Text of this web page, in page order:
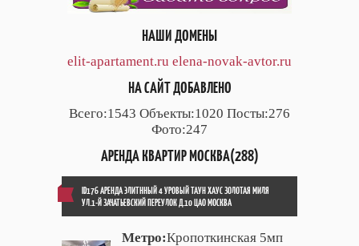
НАШИ ДОМЕНЫ
elit-apartament.ru elena-novak-avtor.ru
НА САЙТ ДОБАВЛЕНО
Всего:1543 Объекты:1020 Посты:276
Фото:247
АРЕНДА КВАРТИР МОСКВА(288)
ID176 АРЕНДА ЭЛИТННЫЙ 4 УРОВЫЙ ТАУН ХАУС ЗОЛОТАЯ МИЛЯ
УЛ.1-Й ЗАЧАТЬЕВСКИЙ ПЕРЕУЛОК Д.10 ЦАО МОСКВА
Метро:Кропоткинская 5мп